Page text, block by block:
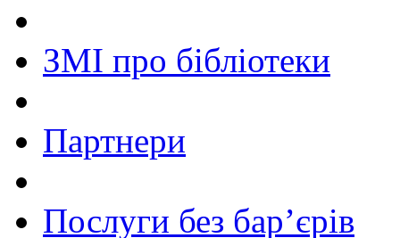
ЗМІ про бібліотеки
Партнери
Послуги без бар’єрів